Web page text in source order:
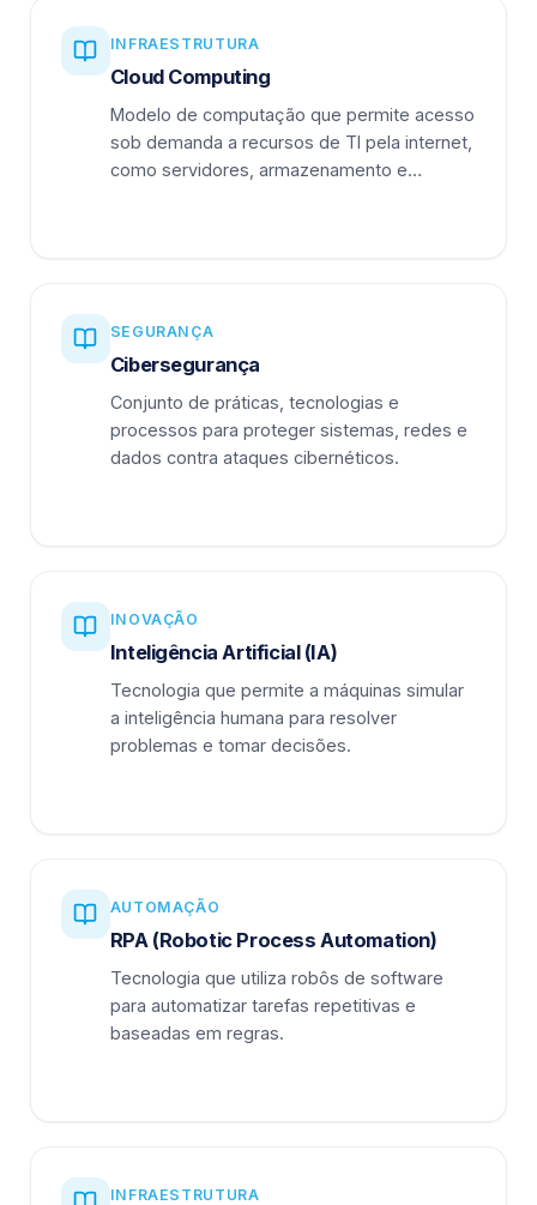
INFRAESTRUTURA
Cloud Computing
Modelo de computação que permite acesso
sob demanda a recursos de TI pela internet,
como servidores, armazenamento e
SEGURANÇA
Cibersegurança
Conjunto de práticas, tecnologias e
processos para proteger sistemas, redes e
dados contra ataques cibernéticos.
INOVAÇÃO
Inteligência Artificial (IA)
Tecnologia que permite a máquinas simular
a inteligência humana para resolver
problemas e tomar decisões.
AUTOMAÇÃO
RPA (Robotic Process Automation)
Tecnologia que utiliza robôs de software
para automatizar tarefas repetitivas e
baseadas em regras.
INFRAESTRUTURA